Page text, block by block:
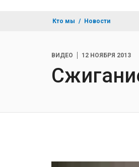
Кто мы Новости
ВИДЕО 12 НОЯБРЯ 2013